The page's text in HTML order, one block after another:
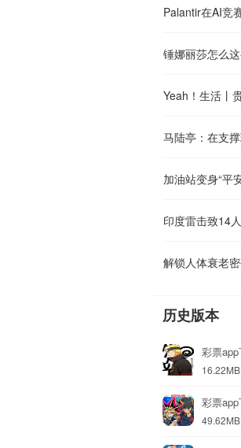
Palantir在AI竞
锤娜丽莎怎么
Yeah！生活丨
马陆亭：在支
加油站变身“平
印度雷击致14
解锁人体衰老
历史版本
彩票
16.22MB
彩票
49.62MB